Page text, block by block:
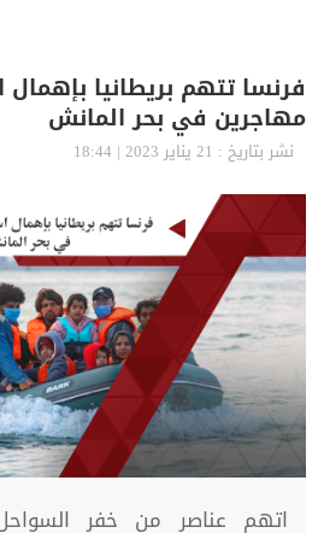
فرنسا تتهم بريطانيا بإهمال
مهاجرين في بحر المانش
نشر بتاريخ : 21 يناير 2023 | 18:44
اتهم عناصر من خفر